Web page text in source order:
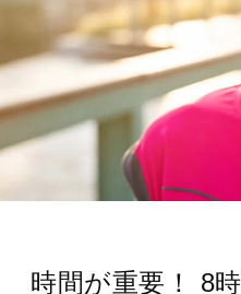
時間が重要！ 8